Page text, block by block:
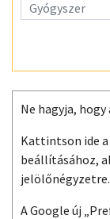
Ne hagyja,
Kattintson ide a
beállításához,
jelölőnégyzetre.
A Google új